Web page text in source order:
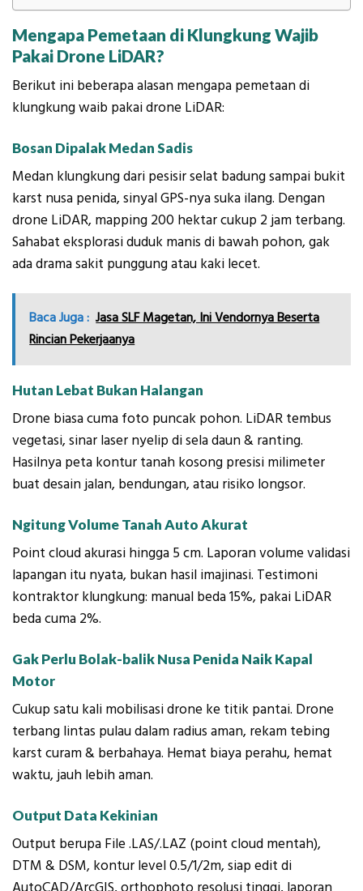
Mengapa Pemetaan di Klungkung Wajib
Pakai Drone LiDAR?
Berikut ini beberapa alasan mengapa pemetaan di
klungkung waib pakai drone LiDAR:
Bosan Dipalak Medan Sadis
Medan klungkung dari pesisir selat badung sampai bukit
karst nusa penida, sinyal GPS-nya suka ilang. Dengan
drone LiDAR, mapping 200 hektar cukup 2 jam terbang.
Sahabat eksplorasi duduk manis di bawah pohon, gak
ada drama sakit punggung atau kaki lecet.
Baca Juga : Jasa SLF Magetan, Ini Vendornya Beserta
Rincian Pekerjaanya
Hutan Lebat Bukan Halangan
Drone biasa cuma foto puncak pohon. LiDAR tembus
vegetasi, sinar laser nyelip di sela daun & ranting.
Hasilnya peta kontur tanah kosong presisi milimeter
buat desain jalan, bendungan, atau risiko longsor.
Ngitung Volume Tanah Auto Akurat
Point cloud akurasi hingga 5 cm. Laporan volume validasi
lapangan itu nyata, bukan hasil imajinasi. Testimoni
kontraktor klungkung: manual beda 15%, pakai LiDAR
beda cuma 2%.
Gak Perlu Bolak-balik Nusa Penida Naik Kapal
Motor
Cukup satu kali mobilisasi drone ke titik pantai. Drone
terbang lintas pulau dalam radius aman, rekam tebing
karst curam & berbahaya. Hemat biaya perahu, hemat
waktu, jauh lebih aman.
Output Data Kekinian
Output berupa File .LAS/.LAZ (point cloud mentah),
DTM & DSM, kontur level 0.5/1/2m, siap edit di